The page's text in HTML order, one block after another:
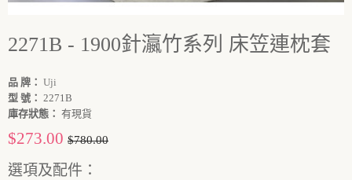
2271B - 1900針瀛竹系列 床笠連枕套
品 牌： Uji
型 號： 2271B
庫存狀態： 有現貨
$273.00 $780.00
選項及配件：